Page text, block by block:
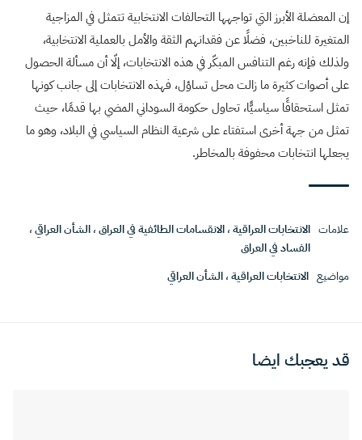
إن المعضلة الأبرز التي تواجهها التحالفات الانتخابية تتمثل في المزاجية
المتغيرة للناخبين، فضلًا عن فقدانهم الثقة والأمل بالعملية الانتخابية،
ولذلك فإنه رغم التنافس المبكّر في هذه الانتخابات، إلّا أن مسألة الحصول
على أصوات كثيرة ما زالت محل تساؤل، فهذه الانتخابات إلى جانب كونها
تمثل استحقاقًا سياسيًّا، تحاول حكومة السوداني المضي بها قدمًا، حيث
تمثل من جهة أخرى استفتاء على شرعية النظام السياسي في البلاد، وهو ما
يجعلها انتخابات محفوفة بالمخاطر.
علامات الانتخابات العراقية،الانقسامات الطائفية في العراق،الشأن العراقي،
الفساد في العراق
مواضيع الانتخابات العراقية،الشأن العراقي
قد يعجبك ايضا